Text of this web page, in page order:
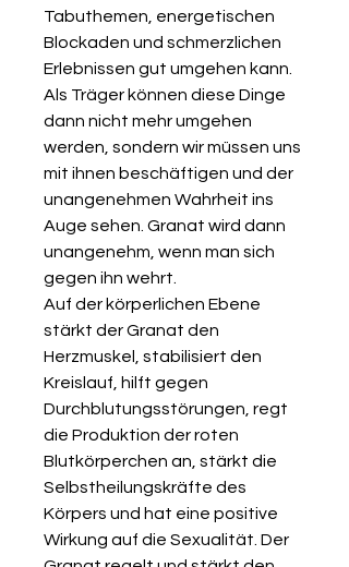
Tabuthemen, energetischen
Blockaden und schmerzlichen
Erlebnissen gut umgehen kann.
Als Träger können diese Dinge
dann nicht mehr umgehen
werden, sondern wir müssen uns
mit ihnen beschäftigen und der
unangenehmen Wahrheit ins
Auge sehen. Granat wird dann
unangenehm, wenn man sich
gegen ihn wehrt.
Auf der körperlichen Ebene
stärkt der Granat den
Herzmuskel, stabilisiert den
Kreislauf, hilft gegen
Durchblutungsstörungen, regt
die Produktion der roten
Blutkörperchen an, stärkt die
Selbstheilungskräfte des
Körpers und hat eine positive
Wirkung auf die Sexualität. Der